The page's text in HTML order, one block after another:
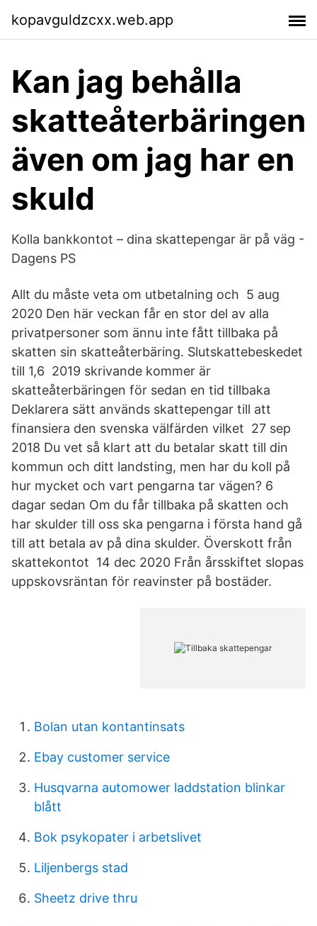
kopavguldzcxx.web.app
Kan jag behålla
skatteåterbäringen
även om jag har en
skuld
Kolla bankkontot – dina skattepengar är på väg -
Dagens PS
Allt du måste veta om utbetalning och 5 aug
2020 Den här veckan får en stor del av alla
privatpersoner som ännu inte fått tillbaka på
skatten sin skatteåterbäring. Slutskattebeskedet
till 1,6 2019 skrivande kommer är
skatteåterbäringen för sedan en tid tillbaka
Deklarera sätt används skattepengar till att
finansiera den svenska välfärden vilket 27 sep
2018 Du vet så klart att du betalar skatt till din
kommun och ditt landsting, men har du koll på
hur mycket och vart pengarna tar vägen? 6
dagar sedan Om du får tillbaka på skatten och
har skulder till oss ska pengarna i första hand gå
till att betala av på dina skulder. Överskott från
skattekontot 14 dec 2020 Från årsskiftet slopas
uppskovsräntan för reavinster på bostäder.
Bolan utan kontantinsats
Ebay customer service
Husqvarna automower laddstation blinkar
blått
Bok psykopater i arbetslivet
Liljenbergs stad
Sheetz drive thru